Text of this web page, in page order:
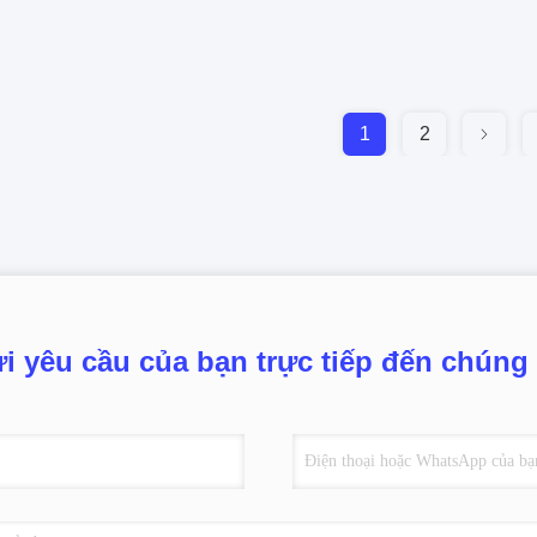
1 2
yêu cầu của bạn trực tiếp đến